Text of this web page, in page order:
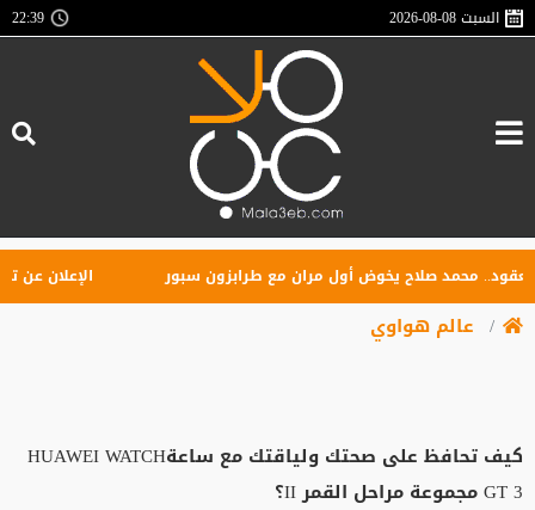
السبت2026-08-08
22:39
محمد صلاح يخوض أول مران مع طرابزون سبور الإعلان عن
عالم هواوي
كيف تحافظ على صحتك ولياقتك مع ساعةHUAWEI WATCH
GT 3 مجموعة مراحل القمر II؟